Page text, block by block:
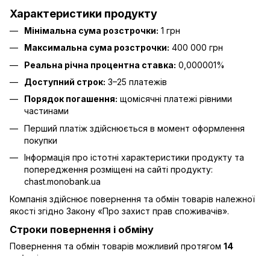
Характеристики продукту
Мінімальна сума розстрочки: 1 грн
Максимальна сума розстрочки: 400 000 грн
Реальна річна процентна ставка: 0,000001%
Доступний строк: 3–25 платежів
Порядок погашення: щомісячні платежі рівними
частинами
Перший платіж здійснюється в момент оформлення
покупки
Інформація про істотні характеристики продукту та
попередження розміщені на сайті продукту:
chast.monobank.ua
Компанія здійснює повернення та обмін товарів належної
якості згідно Закону «Про захист прав споживачів».
Строки повернення і обміну
Повернення та обмін товарів можливий протягом 14